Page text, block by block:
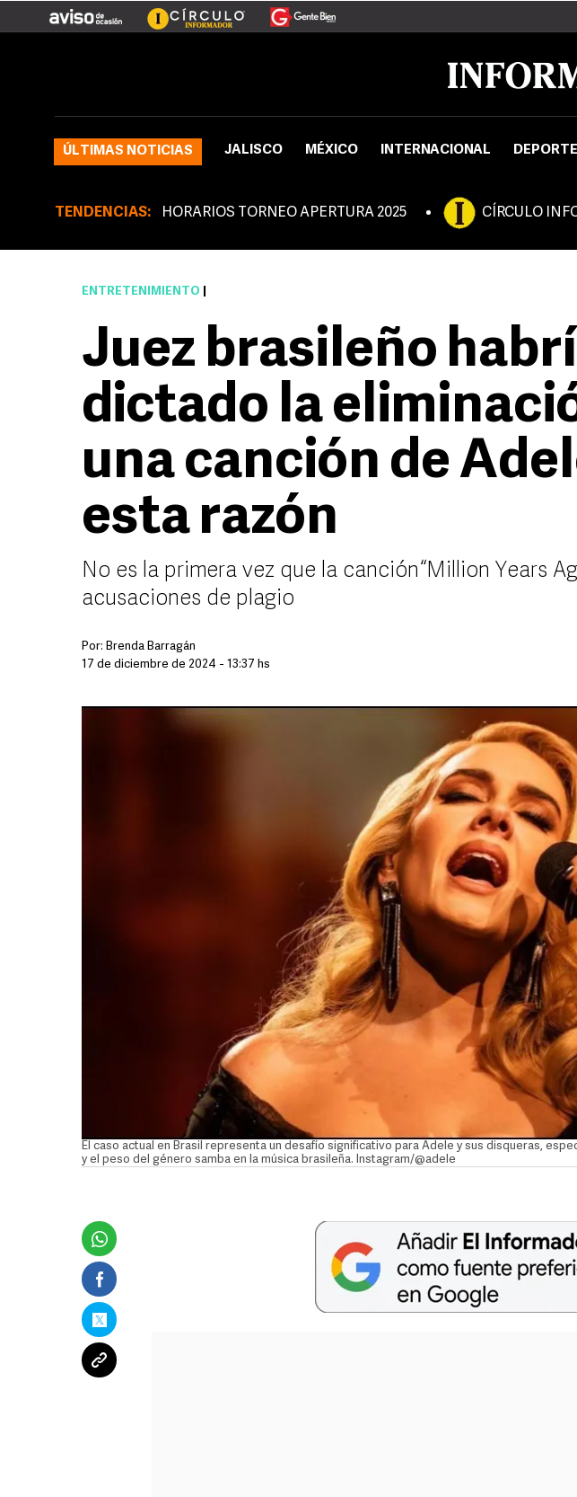
ÚLTIMAS NOTICIAS JALISCO MÉXICO INTERNACIONAL DEPORTE
TENDENCIAS: HORARIOS TORNEO APERTURA 2025 CÍRCULO
ENTRETENIMIENTO
Juez brasileño
dictado la
una canción de
esta razón
No es la primera vez que la canción “Million Years
acusaciones de plagio
Por: Brenda Barragán
17 de diciembre de 2024 - 13:37 hs
El caso actual en Brasil representa un desafío significativo para Adele y sus disqueras,
y el peso del género samba en la música brasileña. Instagram/@adele